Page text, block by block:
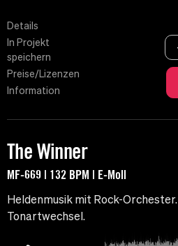
Details
In Projekt
speichern
Preise/Lizenzen
Information
The Winner
MF-669 | 132 BPM | E-Moll
Heldenmusik mit Rock-
Tonartwechsel.